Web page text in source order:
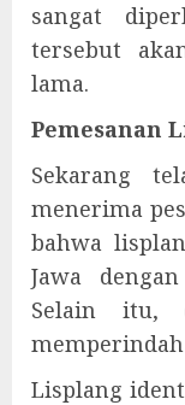
sangat
tersebut
lama.
Pemesanan
Sekarang
menerima
bahwa
Jawa
Selain itu,
Lisplang